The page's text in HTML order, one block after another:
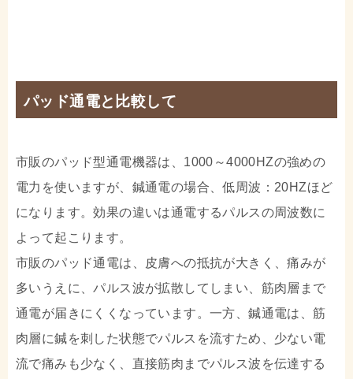
パッド通電と比較して
市販のパッド型通電機器は、1000～4000HZの強めの
電力を使いますが、鍼通電の場合、低周波：20HZほど
になります。効果の違いは通電するパルスの周波数に
よって起こります。
市販のパッド通電は、皮膚への抵抗が大きく、痛みが
多いうえに、パルス波が拡散してしまい、筋肉層まで
通電が届きにくくなっています。一方、鍼通電は、筋
肉層に鍼を刺した状態でパルスを流すため、少ない電
流で痛みも少なく、直接筋肉までパルス波を伝達する